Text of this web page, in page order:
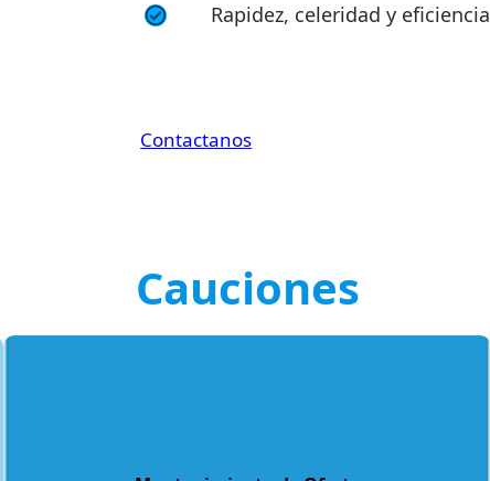
Rapidez, celeridad y eficiencia
Contactanos
Cauciones